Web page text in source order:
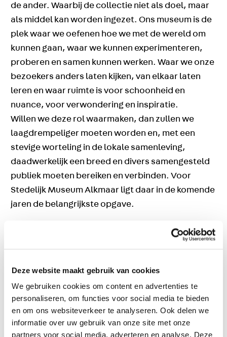
Deze website maakt gebruik van cookies
We gebruiken cookies om content en advertenties te
personaliseren, om functies voor social media te bieden
en om ons websiteverkeer te analyseren. Ook delen we
informatie over uw gebruik van onze site met onze
partners voor social media, adverteren en analyse. Deze
de ander. Waarbij de collectie niet als doel, maar
als middel kan worden ingezet. Ons museum is de
plek waar we oefenen hoe we met de wereld om
kunnen gaan, waar we kunnen experimenteren,
proberen en samen kunnen werken. Waar we onze
bezoekers anders laten kijken, van elkaar laten
leren en waar ruimte is voor schoonheid en
nuance, voor verwondering en inspiratie.
Willen we deze rol waarmaken, dan zullen we
laagdrempeliger moeten worden en, met een
stevige worteling in de lokale samenleving,
daadwerkelijk een breed en divers samengesteld
publiek moeten bereiken en verbinden. Voor
Stedelijk Museum Alkmaar ligt daar in de komende
jaren de belangrijkste opgave.
Stedelijk Museum Alkmaar heeft als missie om een
inspireren en te verbinden met kunst, cultuur en
geschiedenis van Alkmaar en de omliggende
regio. Het museum speelt een maatschappelijke
rol in het verbinden van mensen en groepen in een
verdeelde samenleving.